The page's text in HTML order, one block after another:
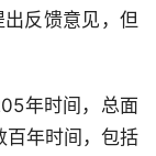
反馈意见，但
年时间，总面
年时间，包括